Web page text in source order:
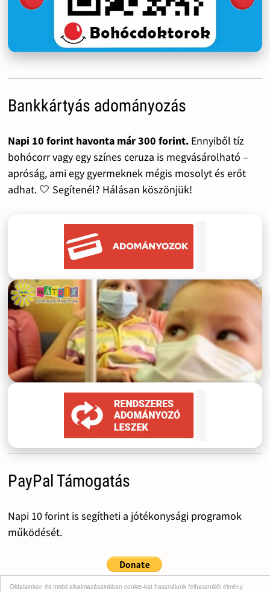
Oldalainkon és mobil alkalmazásainkban cookie-kat használunk felhasználói élmény
Bankkártyás adományozás
Napi 10 forint havonta már 300 forint.Ennyiből tíz
bohócorr vagy egy színes ceruza is megvásárolható –
apróság, ami egy gyermeknek mégis mosolyt és erőt
adhat. 🤍 Segítenél? Hálásan köszönjük!
PayPal Támogatás
Napi 10 forint is segítheti a jótékonysági programok
működését.